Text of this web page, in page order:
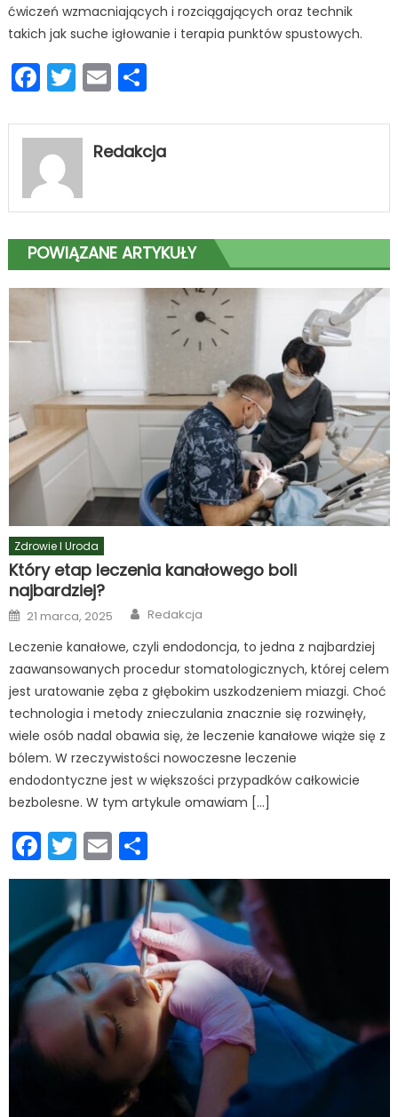
ćwiczeń wzmacniających i rozciągających oraz technik
takich jak suche igłowanie i terapia punktów spustowych.
Facebook
Twitter
EmailPodziel
Redakcja
POWIĄZANE ARTYKUŁY
Zdrowie I Uroda
Który etap leczenia kanałowego boli
najbardziej?
Posted
on
21 marca, 2025 Author
Redakcja
Leczenie kanałowe, czyli endodoncja, to jedna z najbardziej
zaawansowanych procedur stomatologicznych, której celem
jest uratowanie zęba z głębokim uszkodzeniem miazgi. Choć
technologia i metody znieczulania znacznie się rozwinęły,
wiele osób nadal obawia się, że leczenie kanałowe wiąże się z
bólem. W rzeczywistości nowoczesne leczenie
endodontyczne jest w większości przypadków całkowicie
bezbolesne. W tym artykule omawiam […]
Facebook
Twitter
Email
się